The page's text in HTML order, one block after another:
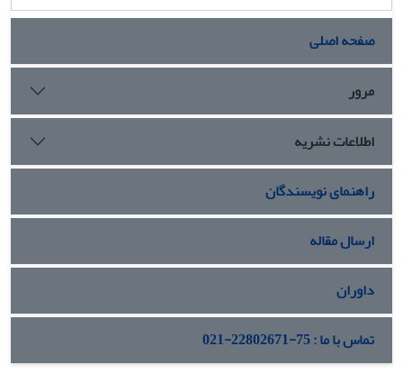
صفحه اصلی
مرور
اطلاعات نشریه
راهنمای نویسندگان
ارسال مقاله
داوران
تماس با ما : 75-22802671-021